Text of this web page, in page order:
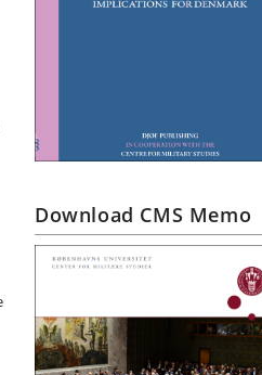
Download CMS Memo